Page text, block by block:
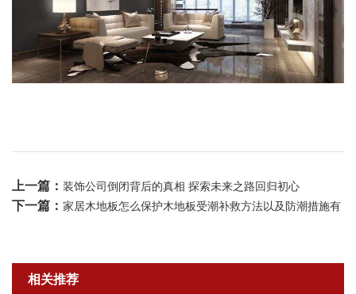
上一篇： 装饰公司倒闭背后的真相 探索未来之路回归初心
下一篇： 家居木地板怎么保护木地板受潮补救方法以及防潮措施有
相关推荐